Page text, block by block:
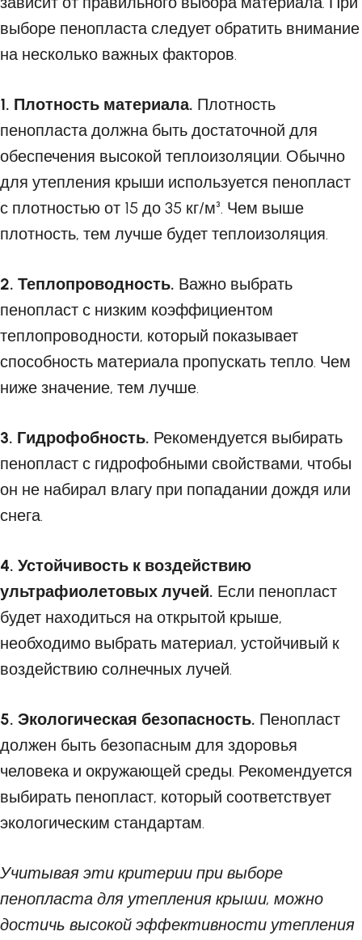
выборе пенопласта следует обратить внимание
на несколько важных факторов.
1. Плотность материала. Плотность
пенопласта должна быть достаточной для
обеспечения высокой теплоизоляции. Обычно
для утепления крыши используется пенопласт
с плотностью от 15 до 35 кг/м³. Чем выше
плотность, тем лучше будет теплоизоляция.
2. Теплопроводность. Важно выбрать
пенопласт с низким коэффициентом
теплопроводности, который показывает
способность материала пропускать тепло. Чем
ниже значение, тем лучше.
3. Гидрофобность. Рекомендуется выбирать
пенопласт с гидрофобными свойствами, чтобы
он не набирал влагу при попадании дождя или
снега.
4. Устойчивость к воздействию
ультрафиолетовых лучей. Если пенопласт
будет находиться на открытой крыше,
необходимо выбрать материал, устойчивый к
воздействию солнечных лучей.
5. Экологическая безопасность. Пенопласт
должен быть безопасным для здоровья
человека и окружающей среды. Рекомендуется
выбирать пенопласт, который соответствует
экологическим стандартам.
Учитывая эти критерии при выборе
пенопласта для утепления крыши, можно
достичь высокой эффективности утепления